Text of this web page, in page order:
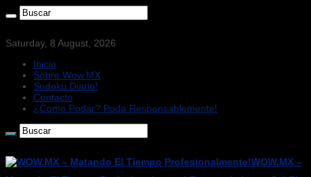
Saturday, 8 August, 2026
Inicio
Sobre Wow.MX
Sudoku Diario!
Contacto
¿Como Podar? Poda Responsablemente!
WOW.MX –